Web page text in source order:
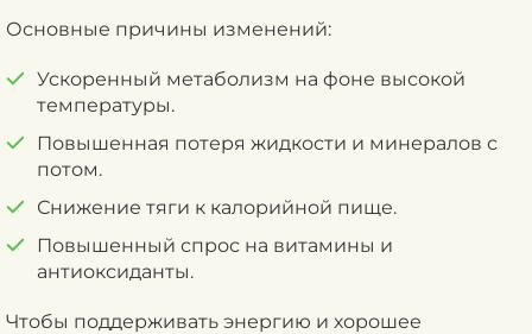
Основные причины изменений:
Ускоренный метаболизм на фоне высокой
температуры.
Повышенная потеря жидкости и минералов с
потом.
Снижение тяги к калорийной пище.
Повышенный спрос на витамины и
антиоксиданты.
Чтобы поддерживать энергию и хорошее